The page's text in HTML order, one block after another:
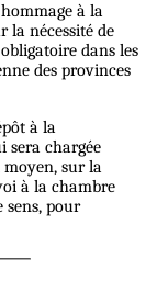
à la
la nécessité de
dans les
des provinces
à la
sera chargée
sur la
à la chambre
sens, pour